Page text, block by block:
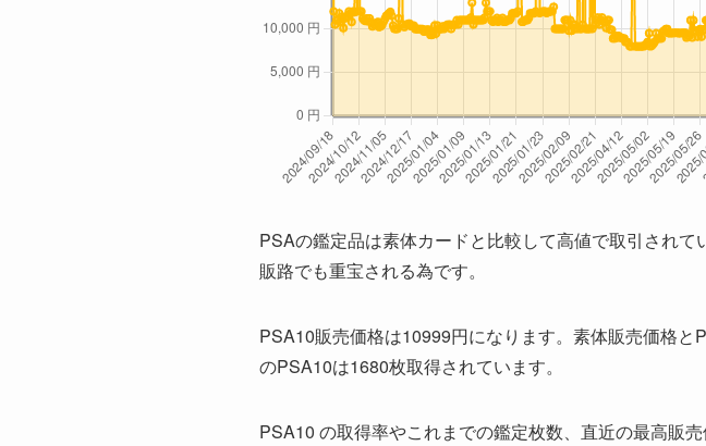
2026/1/30
2026/1/29
2026/1/29
2026/1/28
2026/1/27
2026/1/26
2026/1/25
2026/1/24
2026/1/22
PSAの鑑定品は素体カードと比較して高値で取引され
販路でも重宝される為です。
PSA10販売価格は10999円になります。素体販売価格
のPSA10は1680枚取得されています。
PSA10 の取得率やこれまでの鑑定枚数、直近の最高販